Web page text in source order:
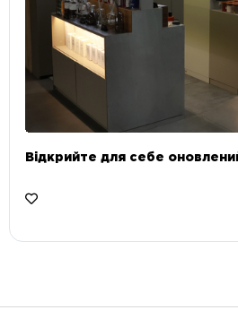
Відкрийте для себе